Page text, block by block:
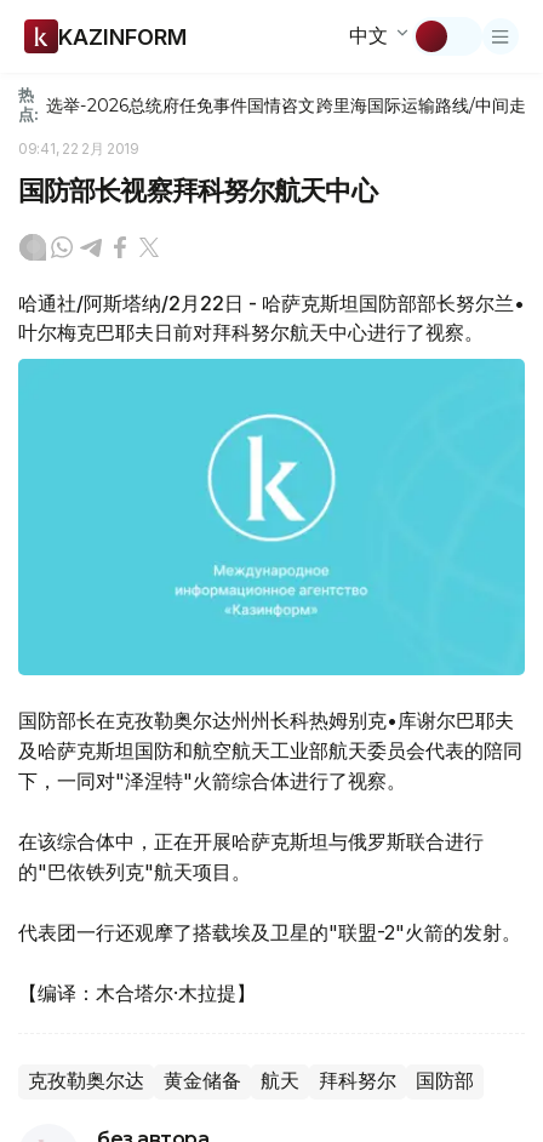
KAZINFORM 中文
热
点: 选举-2026总统府任免事件国情咨文跨里海国际运输路线/中间走廊
09:41, 22 2月 2019
国防部长视察拜科努尔航天中心
哈通社/阿斯塔纳/2月22日 - 哈萨克斯坦国防部部长努尔兰•
叶尔梅克巴耶夫日前对拜科努尔航天中心进行了视察。
国防部长在克孜勒奥尔达州州长科热姆别克•库谢尔巴耶夫
及哈萨克斯坦国防和航空航天工业部航天委员会代表的陪同
下，一同对"泽涅特"火箭综合体进行了视察。
在该综合体中，正在开展哈萨克斯坦与俄罗斯联合进行
的"巴依铁列克"航天项目。
代表团一行还观摩了搭载埃及卫星的"联盟-2"火箭的发射。
【编译：木合塔尔·木拉提】
克孜勒奥尔达 黄金储备 航天 拜科努尔 国防部